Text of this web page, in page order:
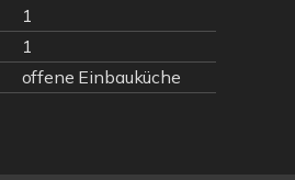
1
1
offene Einbauküche